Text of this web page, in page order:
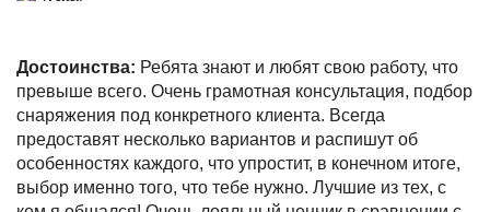
Достоинства: Ребята знают и любят свою работу, что
превыше всего. Очень грамотная консультация, подбор
снаряжения под конкретного клиента. Всегда
предоставят несколько вариантов и распишут об
особенностях каждого, что упростит, в конечном итоге,
выбор именно того, что тебе нужно. Лучшие из тех, с